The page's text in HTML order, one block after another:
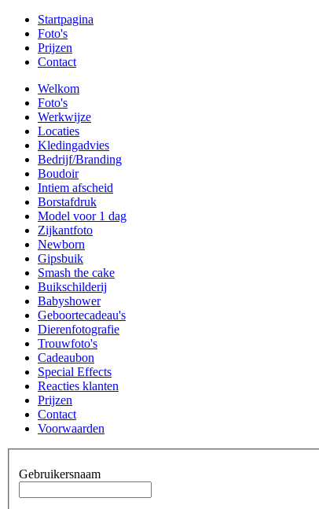
Startpagina
Foto's
Prijzen
Contact
Welkom
Foto's
Werkwijze
Locaties
Kledingadvies
Bedrijf/Branding
Boudoir
Intiem afscheid
Borstafdruk
Model voor 1 dag
Zijkantfoto
Newborn
Gipsbuik
Smash the cake
Buikschilderij
Babyshower
Geboortecadeau's
Dierenfotografie
Trouwfoto's
Cadeaubon
Special Effects
Reacties klanten
Prijzen
Contact
Voorwaarden
Gebruikersnaam